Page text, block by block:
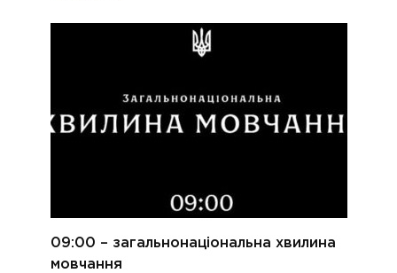
09:00 – загальнонаціональна хвилина
мовчання